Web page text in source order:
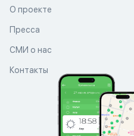
О проекте
Пресса
СМИ о нас
Контакты